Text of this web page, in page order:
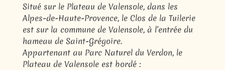
Situé sur le Plateau de Valensole, dans les
Alpes-de-Haute-Provence, le Clos de la Tuilerie
est sur la commune de Valensole, à l’entrée du
hameau de Saint-Grégoire.
Appartenant au Parc Naturel du Verdon, le
Plateau de Valensole est bordé :